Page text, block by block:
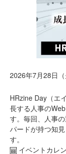
2026年7月28日
HRzine Day（エ
長する人事の
す。毎回、人事
パードが持つ知
す。
イベントカレ